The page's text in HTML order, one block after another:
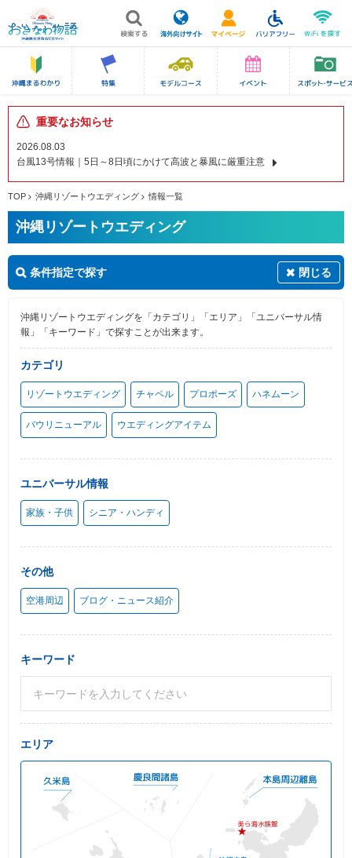
重要なお知らせ
2026.08.03
台風13号情報｜5日～8日頃にかけて高波と暴風に厳重注意
TOP 沖縄リゾートウエディング 情報一覧
沖縄リゾートウエディング
条件指定で探す 閉じる
沖縄リゾートウエディングを「カテゴリ」「エリア」「ユニバーサル情
報」「キーワード」で探すことが出来ます。
カテゴリ
リゾートウエディング チャペル プロポーズ ハネムーン
バウリニューアル ウエディングアイテム
ユニバーサル情報
家族・子供 シニア・ハンディ
その他
空港周辺 ブログ・ニュース紹介
キーワード
エリア